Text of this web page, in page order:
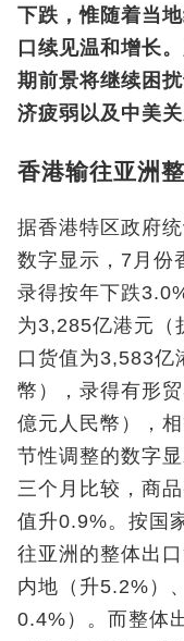
下跌，惟随着当
口续见温和增长
期前景将继续困
济疲弱以及中美关
香港输往亚洲
据香港特区政府
数字显示，7月份
录得按年下跌
为3,285亿港元（
口货值为3,583亿
幣），录得有形
億元人民幣），
节性调整的数字
三个月比较，商
值升0.9%。按国
往亚洲的整体出
内地（升5.2%）
0.4%）。而整体